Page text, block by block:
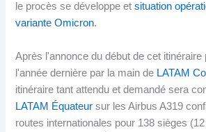
le procès se développe etsituation
variante Omicron.
Après l'annonce du début de cet itinéraire
l'année dernière par la main de LATAM
itinéraire tant attendu et demandé sera
LATAM Équateur sur les Airbus A319
routes internationales pour 138 sièges